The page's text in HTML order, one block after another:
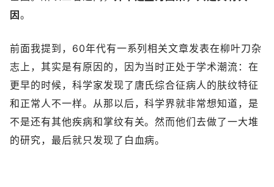
因 。
前面我提到，60年代有一系列相关文章发表在柳叶刀杂
志上，其实是有原因的，因为当时正处于学术潮流：在
更早的时候，科学家发现了唐氏综合征病人的肤纹特征
和正常人不一样。从那以后，科学界就非常想知道，是
不是还有其他疾病和掌纹有关。然而他们去做了一大堆
的研究，最后就只发现了白血病。